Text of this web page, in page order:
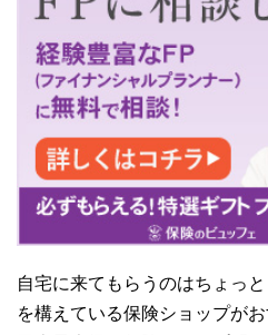
自宅に来てもらうのはちょっ
を構えている保険ショップが